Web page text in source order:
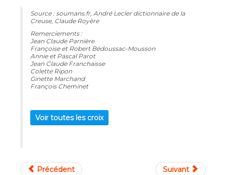
Source : soumans.fr, André Lecler dictionnaire de la
Creuse, Claude Royère
Remerciements :
Jean Claude Parnière
Françoise et Robert Bédoussac-Mousson
Annie et Pascal Parot
Jean Claude Franchaisse
Colette Ripon
Ginette Marchand
François Cheminet
Voir toutes les croix
Précédent Suivant